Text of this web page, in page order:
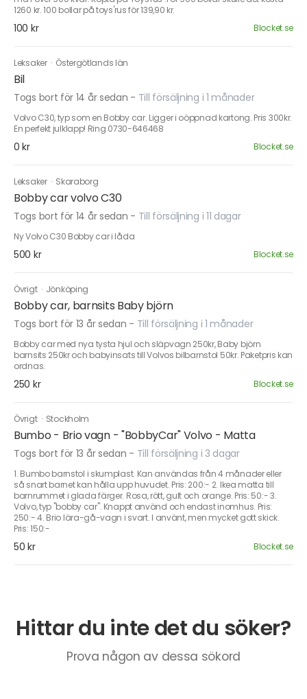
1260 kr. 100 bollar på toys'rus för 139,90 kr.
100 kr Blocket.se
Leksaker · Östergötlands län
Bil
Togs bort för 14 år sedan - Till försäljning i 1 månader
Volvo C30, typ som en Bobby car. Ligger i oöppnad kartong. Pris 300kr.
En perfekt julklapp! Ring 0730-646468
0 kr Blocket.se
Leksaker · Skaraborg
Bobby car volvo C30
Togs bort för 14 år sedan - Till försäljning i 11 dagar
Ny Volvo C30 Bobby car i låda
500 kr Blocket.se
Övrigt · Jönköping
Bobby car, barnsits Baby björn
Togs bort för 13 år sedan - Till försäljning i 1 månader
Bobby car med nya tysta hjul och släpvagn 250kr, Baby björn
barnsits 250kr och babyinsats till Volvos bilbarnstol 50kr. Paketpris kan
ordnas.
250 kr Blocket.se
Övrigt · Stockholm
Bumbo - Brio vagn - "BobbyCar" Volvo - Matta
Togs bort för 13 år sedan - Till försäljning i 3 dagar
1. Bumbo barnstol i skumplast. Kan användas från 4 månader eller
så snart barnet kan hålla upp huvudet. Pris: 200:- 2. Ikea matta till
barnrummet i glada färger. Rosa, rött, gult och orange. Pris: 50:- 3.
Volvo, typ "bobby car". Knappt använd och endast inomhus. Pris:
250:- 4. Brio lära-gå-vagn i svart. I använt, men mycket gott skick.
Pris: 150:-
50 kr Blocket.se
Hittar du inte det du söker?
Prova någon av dessa sökord